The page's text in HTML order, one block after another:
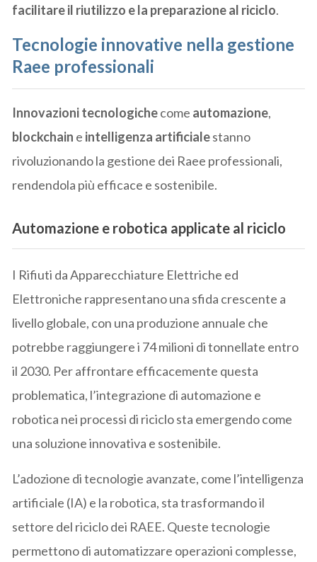
facilitare il riutilizzo e la preparazione al riciclo.
Tecnologie innovative nella gestione
Raee professionali
Innovazioni tecnologichecome automazione,
blockchain e intelligenza artificialestanno
rivoluzionando la gestione dei Raee professionali,
rendendola più efficace e sostenibile.
Automazione e robotica applicate al riciclo
I Rifiuti da Apparecchiature Elettriche ed
Elettroniche rappresentano una sfida crescente a
livello globale, con una produzione annuale che
potrebbe raggiungere i 74 milioni di tonnellate entro
il 2030. Per affrontare efficacemente questa
problematica, l’integrazione di automazione e
robotica nei processi di riciclo sta emergendo come
una soluzione innovativa e sostenibile.​
L’adozione di tecnologie avanzate, come l’intelligenza
artificiale (IA) e la robotica, sta trasformando il
settore del riciclo dei RAEE. Queste tecnologie
permettono di automatizzare operazioni complesse,